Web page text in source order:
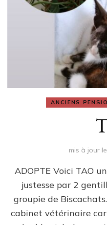
ANCIENS
mis à jour le
ADOPTE Voici TAO
justesse par 2
groupie de
cabinet vétérinaire